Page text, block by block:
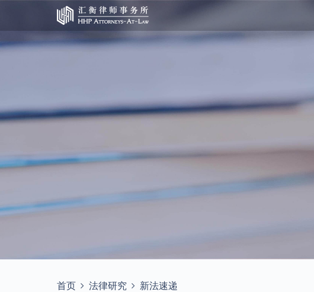
首页 法律研究 新法速递